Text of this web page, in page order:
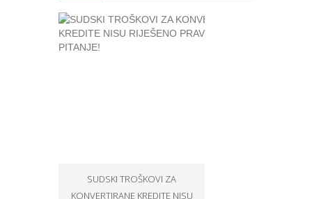
SUDSKI TROŠKOVI ZA
KONVERTIRANE KREDITE NISU